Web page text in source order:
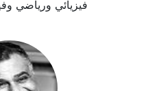
فيزيائي ورياضي